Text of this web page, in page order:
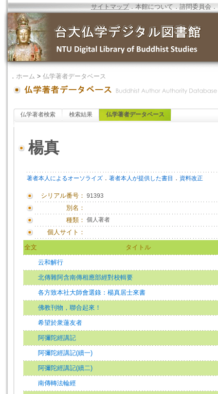
サイトマップ．本館について ．諮問委員会 ．
． ホーム > 仏学著者データベース
仏学著者検索 検索結果 仏学著者データベース
楊真
著者本人によるオーソライズ ． 著者本人が提供した書目 ． 資料改正
シリアル番号： 91393
別名：
種類： 個人著者
個人サイト：
全文 タイトル
云和解行
北傳雜阿含南傳相應部經對校輯要
各方致本社大師會選錄：楊真居士來書
佛教刊物，聯合起來！
希望於衆蓮友者
阿彌陀經講記
阿彌陀經講記(續一)
阿彌陀經講記(續二)
南傳轉法輪經